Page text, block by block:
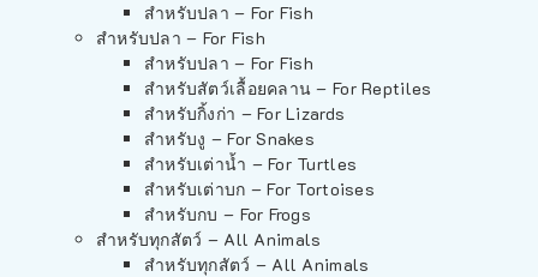
สำหรับปลา – For Fish
สำหรับปลา – For Fish
สำหรับปลา – For Fish
สำหรับสัตว์เลื้อยคลาน – For Reptiles
สำหรับกิ้งก่า – For Lizards
สำหรับงู – For Snakes
สำหรับเต่าน้ำ – For Turtles
สำหรับเต่าบก – For Tortoises
สำหรับกบ – For Frogs
สำหรับทุกสัตว์ – All Animals
สำหรับทุกสัตว์ – All Animals